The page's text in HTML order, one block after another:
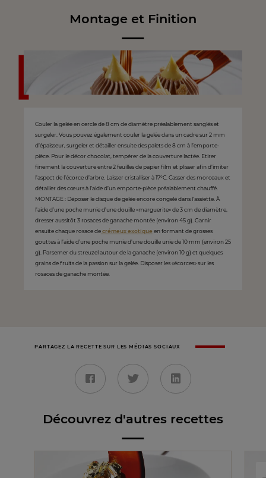
Montage et Finition
Couler la gelée en cercle de 8 cm de diamètre préalablement sanglés et
surgeler. Vous pouvez également couler la gelée dans un cadre sur 2 mm
d’épaisseur, surgeler et détailler ensuite des palets de 8 cm à l’emporte-
pièce. Pour le décor chocolat, tempérer de la couverture lactée. Etirer
finement la couverture entre 2 feuilles de papier film et plisser afin d’imiter
l’aspect de l’écorce d’arbre. Laisser cristalliser à 17°C. Casser des morceaux et
détailler des cœurs à l’aide d’un emporte-pièce préalablement chauffé.
MONTAGE : Déposer le disque de gelée encore congelé dans l’assiette. À
l’aide d’une poche munie d’une douille «marguerite» de 3 cm de diamètre,
dresser aussitôt 3 rosaces de ganache montée (environ 45 g). Garnir
ensuite chaque rosace decrémeux exotique en formant de grosses
gouttes à l’aide d’une poche munie d’une douille unie de 10 mm (environ 25
g). Parsemer du streuzel autour de la ganache (environ 10 g) et quelques
grains de fruits de la passion sur la gelée. Disposer les «écorces» sur les
rosaces de ganache montée.
PARTAGEZ LA RECETTE SUR LES MÉDIAS SOCIAUX
Découvrez d'autres recettes